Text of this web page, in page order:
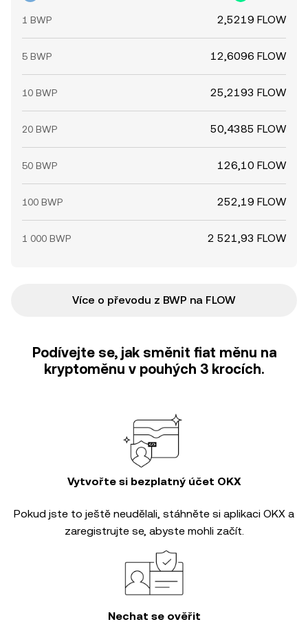
1 BWP 2,5219 FLOW
5 BWP 12,6096 FLOW
10 BWP 25,2193 FLOW
20 BWP 50,4385 FLOW
50 BWP 126,10 FLOW
100 BWP 252,19 FLOW
1 000 BWP 2 521,93 FLOW
Více o převodu z BWP na FLOW
Podívejte se, jak směnit fiat měnu na
kryptoměnu v pouhých 3 krocích.
Vytvořte si bezplatný účet OKX
Pokud jste to ještě neudělali, stáhněte si aplikaci OKX a
zaregistrujte se, abyste mohli začít.
Nechat se ověřit